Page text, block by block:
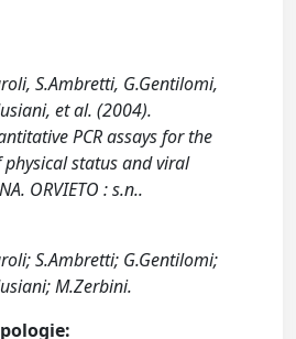
S.Ambretti, G.Gentilomi,
et al. (2004).
PCR assays for the
status and viral
ORVIETO : s.n..
S.Ambretti; G.Gentilomi;
M.Zerbini.